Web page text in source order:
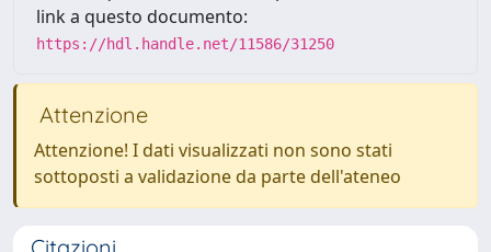
link a questo documento:
https://hdl.handle.net/11586/31250
Attenzione
Attenzione! I dati visualizzati non sono stati
sottoposti a validazione da parte dell'ateneo